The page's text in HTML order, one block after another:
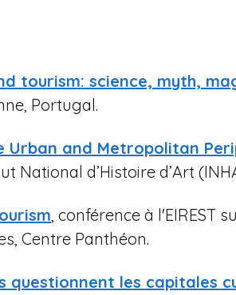
tourism: science, myth,
Portugal.
and Metropolitan
National d’Histoire d’Art
, conférence à l'EIREST
Centre Panthéon.
questionnent les capitales